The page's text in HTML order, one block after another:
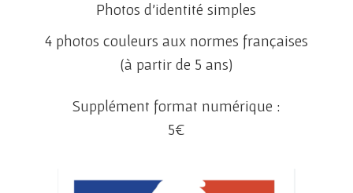
Photos d’identité simples
4 photos couleurs aux normes françaises
(à partir de 5 ans)
Supplément format numérique :
5€